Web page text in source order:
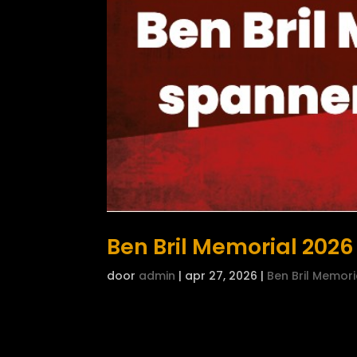
Ben Bril Memorial
door admin | apr 27, 2026 | Ben Bril